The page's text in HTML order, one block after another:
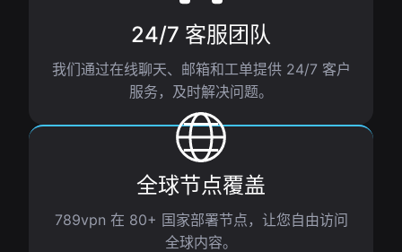
24/7 客服团队
我们通过在线聊天、邮箱和工单提供 24/7 客户
服务，及时解决问题。
全球节点覆盖
789vpn 在 80+ 国家部署节点，让您自由访问
全球内容。